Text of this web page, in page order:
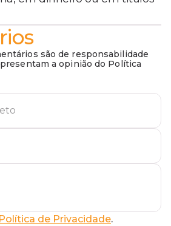
são de responsabilidade
a opinião do Política
Política de Privacidade.